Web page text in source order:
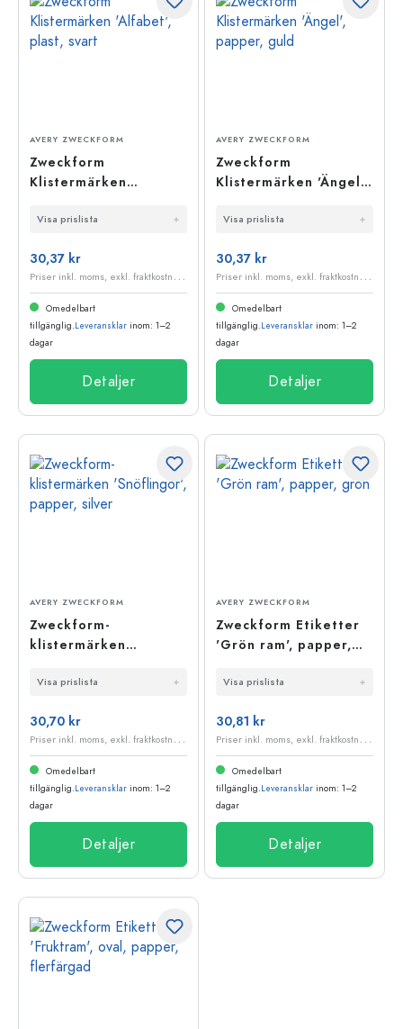
AVERY ZWECKFORM
Zweckform
Klistermärken
Visa prislista
30,37 kr
P
riser inkl. moms, exkl. fraktkostnader
Omedelbart
tillgänglig.Leveransklar inom: 1–2
dagar
Detaljer
AVERY ZWECKFORM
Zweckform
Klistermärken 'Ängel',
Visa prislista
30,37 kr
P
riser inkl. moms, exkl. fraktkostnader
Omedelbart
tillgänglig.Leveransklar inom: 1–2
dagar
Detaljer
AVERY ZWECKFORM
Zweckform-
klistermärken
silver
Visa prislista
30,70 kr
P
riser inkl. moms, exkl. fraktkostnader
Omedelbart
tillgänglig.Leveransklar inom: 1–2
dagar
Detaljer
AVERY ZWECKFORM
Zweckform Etiketter
'Grön ram', papper,
Visa prislista
30,81 kr
P
riser inkl. moms, exkl. fraktkostnader
Omedelbart
tillgänglig.Leveransklar inom: 1–2
dagar
Detaljer